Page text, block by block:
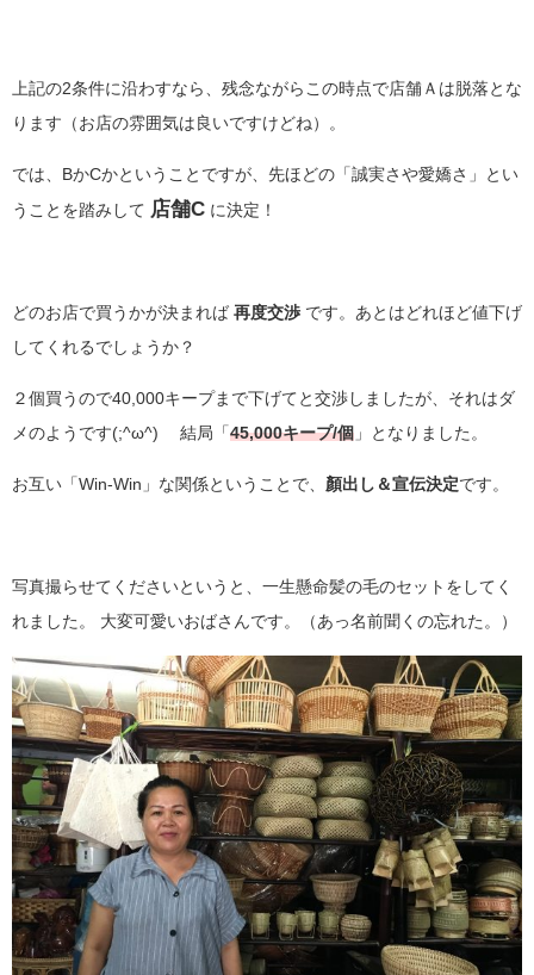
上記の2条件に沿わすなら、残念ながらこの時点で店舗Ａは脱落とな
ります（お店の雰囲気は良いですけどね）。
では、BかCかということですが、先ほどの「誠実さや愛嬌さ」とい
うことを踏みして 店舗C に決定！
どのお店で買うかが決まれば 再度交渉 です。あとはどれほど値下げ
してくれるでしょうか？
２個買うので40,000キープまで下げてと交渉しましたが、それはダ
メのようです(;^ω^) 結局「45,000キープ/個 」となりました。
お互い「Win-Win」な関係ということで、 顏出し＆宣伝決定です。
写真撮らせてくださいというと、一生懸命髪の毛のセットをしてく
れました。 大変可愛いおばさんです。（あっ名前聞くの忘れた。）